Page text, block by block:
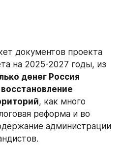
документов проекта
на 2025-2027 годы, из
денег Россия
, как много
реформа и во
администрации